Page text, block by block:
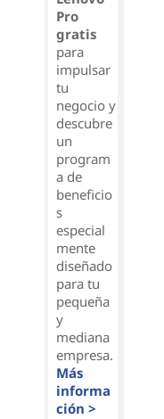
Pro
gratis
para
impulsar
tu
negocio y
descubre
un
program
a de
beneficio
s
especial
mente
diseñado
para tu
pequeña
y
mediana
empresa.
Más
informa
ción >